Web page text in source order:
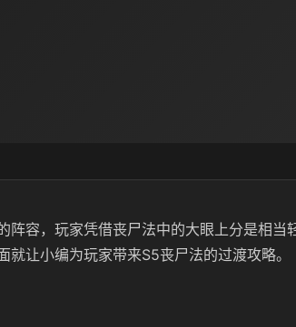
阵容，玩家凭借丧尸法中的大眼上分是相当
让小编为玩家带来S5丧尸法的过渡攻略。